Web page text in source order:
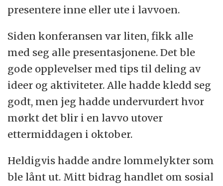
presentere inne eller ute i lavvoen.
Siden konferansen var liten, fikk alle
med seg alle presentasjonene. Det ble
gode opplevelser med tips til deling av
ideer og aktiviteter. Alle hadde kledd seg
godt, men jeg hadde undervurdert hvor
mørkt det blir i en lavvo utover
ettermiddagen i oktober.
Heldigvis hadde andre lommelykter som
ble lånt ut. Mitt bidrag handlet om sosial